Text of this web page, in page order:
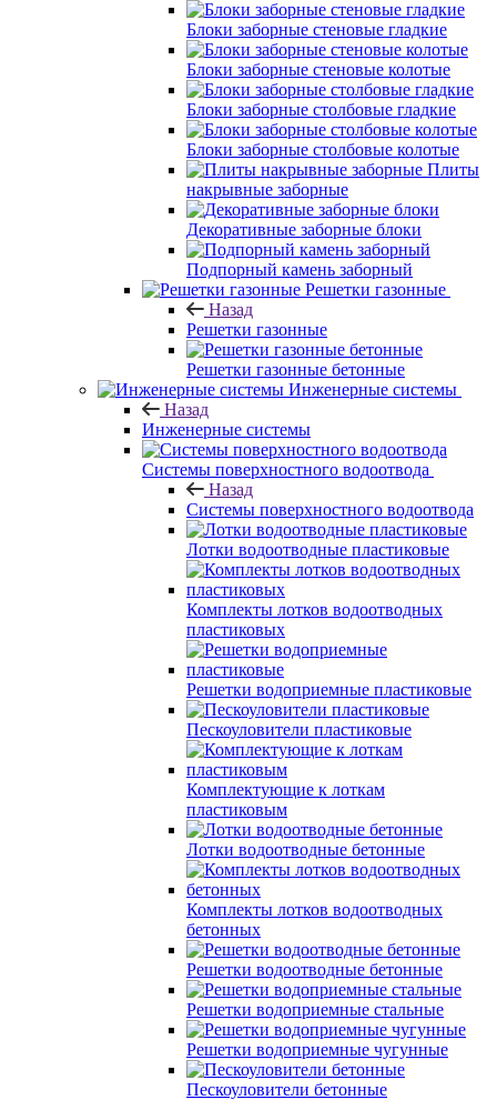
Блоки заборные стеновые гладкие
Блоки заборные стеновые колотые
Блоки заборные столбовые гладкие
Блоки заборные столбовые колотые
Плиты
накрывные заборные
Декоративные заборные блоки
Подпорный камень заборный
Решетки газонные
Назад
Решетки газонные
Решетки газонные бетонные
Инженерные системы
Назад
Инженерные системы
Системы поверхностного водоотвода
Назад
Системы поверхностного водоотвода
Лотки водоотводные пластиковые
Комплекты лотков водоотводных
пластиковых
Решетки водоприемные пластиковые
Пескоуловители пластиковые
Комплектующие к лоткам
пластиковым
Лотки водоотводные бетонные
Комплекты лотков водоотводных
бетонных
Решетки водоотводные бетонные
Решетки водоприемные стальные
Решетки водоприемные чугунные
Пескоуловители бетонные